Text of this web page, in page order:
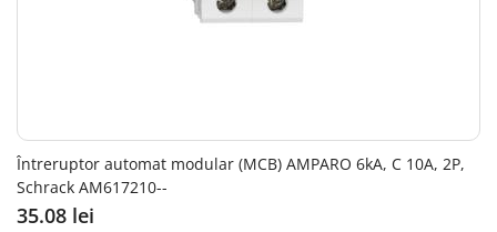
Întreruptor automat modular (MCB) AMPARO 6kA, C 10A, 2P,
Schrack AM617210--
35.08 lei